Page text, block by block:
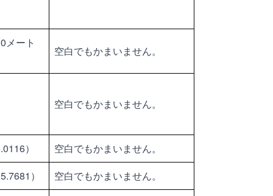
メート
空白でもかまいません。
空白でもかまいません。
）
空白でもかまいません。
）
空白でもかまいません。